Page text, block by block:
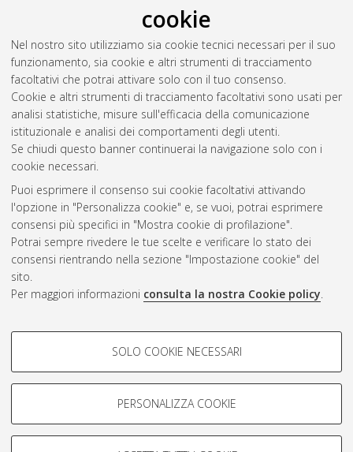
cookie
Nel nostro sito utilizziamo sia cookie tecnici necessari per il suo
funzionamento, sia cookie e altri strumenti di tracciamento
facoltativi che potrai attivare solo con il tuo consenso.
Cookie e altri strumenti di tracciamento facoltativi sono usati per
analisi statistiche, misure sull'efficacia della comunicazione
istituzionale e analisi dei comportamenti degli utenti.
Se chiudi questo banner continuerai la navigazione solo con i
cookie necessari.
Puoi esprimere il consenso sui cookie facoltativi attivando
l'opzione in "Personalizza cookie" e, se vuoi, potrai esprimere
consensi più specifici in "Mostra cookie di profilazione".
Potrai sempre rivedere le tue scelte e verificare lo stato dei
consensi rientrando nella sezione "Impostazione cookie" del
sito.
Per maggiori informazioni consulta la nostra Cookie policy.
COOKIE DI PROFILAZIONE -
Si tratta di cookie utilizzati per analizzare le caratteristiche della
navigazione degli utenti, creare profili in base al loro comportamento
Mostra cookie di profilazione
SOLO COOKIE NECESSARI
PERSONALIZZA COOKIE
Vedi altre statistiche
Gestione del documento:
Atom
Rss
2.0
AMS Acta
ISSN: 2038-7954
re3data.org -
doi.org/10.17616/R3P19R
Servizio implementato e
Impostazioni Cookie
repository